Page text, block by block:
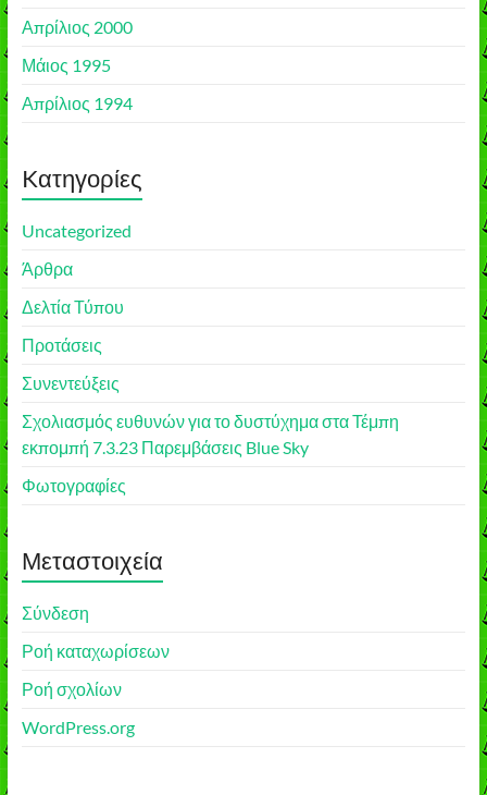
Απρίλιος 2000
Μάιος 1995
Απρίλιος 1994
Kατηγορίες
Uncategorized
Άρθρα
Δελτία Τύπου
Προτάσεις
Συνεντεύξεις
Σχολιασμός ευθυνών για το δυστύχημα στα Τέμπη
εκπομπή 7.3.23 Παρεμβάσεις Blue Sky
Φωτογραφίες
Μεταστοιχεία
Σύνδεση
Ροή καταχωρίσεων
Ροή σχολίων
WordPress.org